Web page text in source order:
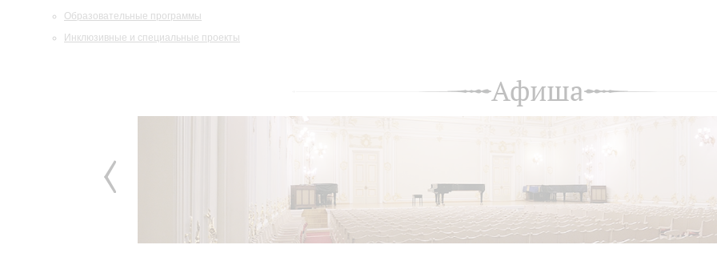
Образовательные программы
Инклюзивные и специальные проекты
Афиша